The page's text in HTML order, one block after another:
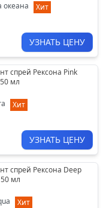
океана
Хит
УЗНАТЬ ЦЕНУ
спрей Рексона Pink
мл
Хит
УЗНАТЬ ЦЕНУ
спрей Рексона Deep
мл
Хит